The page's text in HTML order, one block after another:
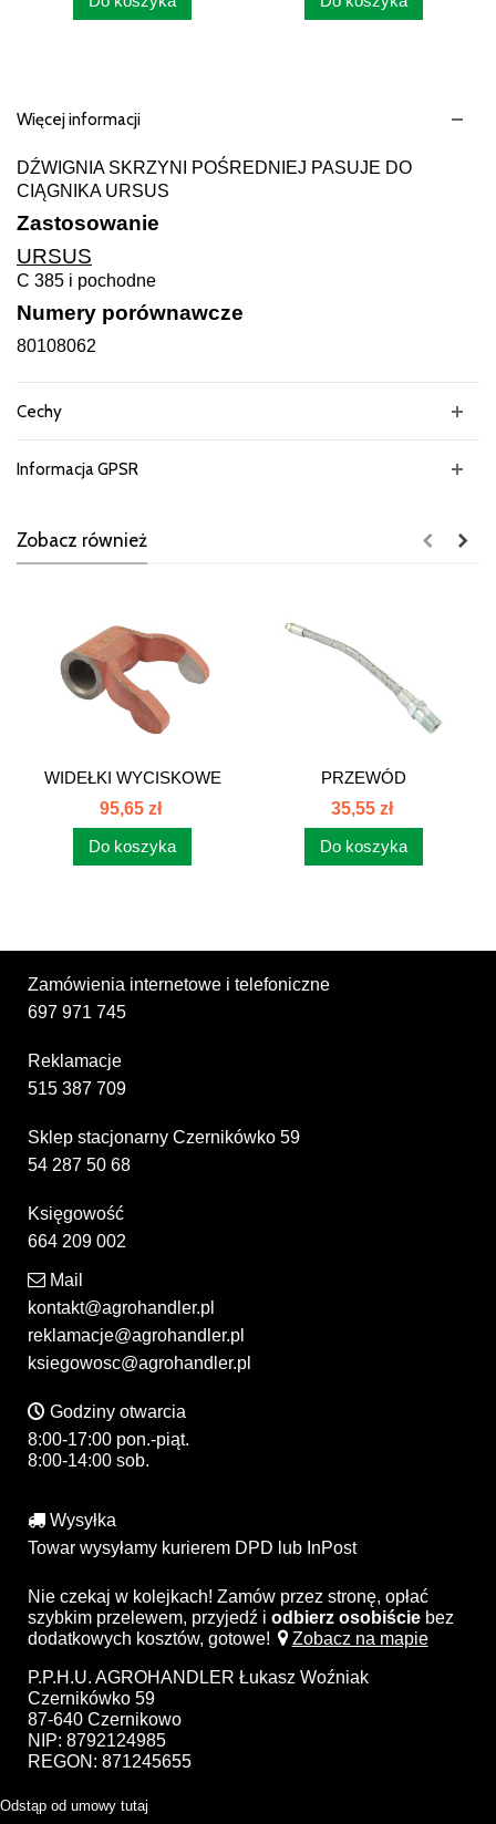
Więcej informacji
DŹWIGNIA SKRZYNI POŚREDNIEJ PASUJE DO
CIĄGNIKA URSUS
Zastosowanie
URSUS
C 385 i pochodne
Numery porównawcze
80108062
Cechy
Informacja GPSR
Zobacz również
WIDEŁKI WYCISKOWE
C385 80108004
95,65 zł
Do koszyka
PRZEWÓD
SMAROWANIA
ŁOŻ.C385...
35,55 zł
Do koszyka
Zamówienia internetowe i telefoniczne
697 971 745
Reklamacje
515 387 709
Sklep stacjonarny Czernikówko 59
54 287 50 68
Księgowość
664 209 002
Mail
kontakt@agrohandler.pl
reklamacje@agrohandler.pl
ksiegowosc@agrohandler.pl
Godziny otwarcia
8:00-17:00 pon.-piąt.
8:00-14:00 sob.
Wysyłka
Towar wysyłamy kurierem DPD lub InPost
Nie czekaj w kolejkach! Zamów przez stronę, opłać
szybkim przelewem, przyjedź i odbierz osobiście bez
dodatkowych kosztów, gotowe!
Zobacz na mapie
P.P.H.U. AGROHANDLER Łukasz Woźniak
Czernikówko 59
87-640 Czernikowo
NIP: 8792124985
REGON: 871245655
Odstąp od umowy tutaj